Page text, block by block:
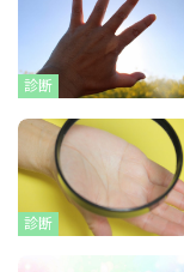
診断
診断